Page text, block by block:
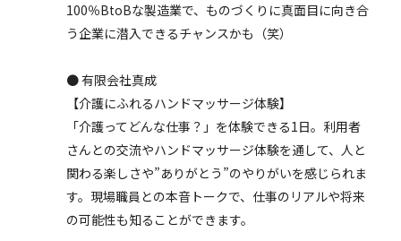
100％BtoBな製造業で、ものづくりに真面目に向き合
う企業に潜入できるチャンスかも（笑）
● 有限会社真成
【介護にふれるハンドマッサージ体験】
「介護ってどんな仕事？」を体験できる1日。利用者
さんとの交流やハンドマッサージ体験を通して、人と
関わる楽しさや”ありがとう”のやりがいを感じられま
す。現場職員との本音トークで、仕事のリアルや将来
の可能性も知ることができます。